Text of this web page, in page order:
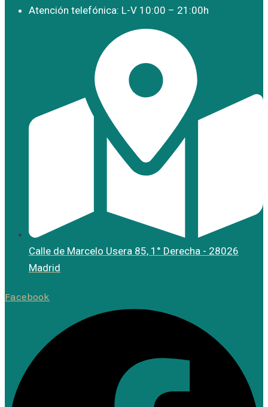
Atención telefónica: L-V 10:00 – 21:00h
Calle de Marcelo Usera 85, 1° Derecha - 28026
Madrid
Facebook